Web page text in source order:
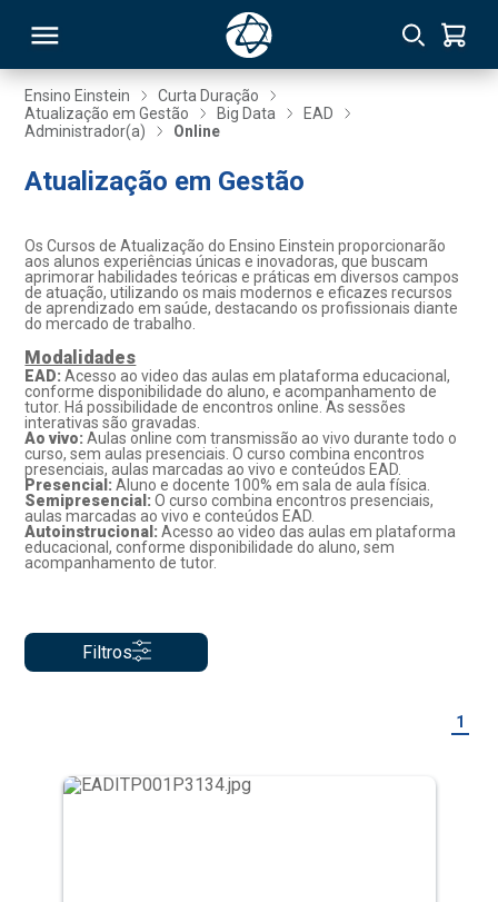
Ensino Einstein
Curta Duração
Atualização em Gestão
Big Data
EAD
Administrador(a)
Online
Atualização em Gestão
Os Cursos de Atualização do Ensino Einstein proporcionarão
aos alunos experiências únicas e inovadoras, que buscam
aprimorar habilidades teóricas e práticas em diversos campos
de atuação, utilizando os mais modernos e eficazes recursos
de aprendizado em saúde, destacando os profissionais diante
do mercado de trabalho.
Modalidades
EAD:Acesso ao video das aulas em plataforma educacional,
conforme disponibilidade do aluno, e acompanhamento de
tutor. Há possibilidade de encontros online. As sessões
interativas são gravadas.
Ao vivo: Aulas online com transmissão ao vivo durante todo o
curso, sem aulas presenciais. O curso combina encontros
presenciais, aulas marcadas ao vivo e conteúdos EAD.
Presencial:Aluno e docente 100% em sala de aula física.
Semipresencial:O curso combina encontros presenciais,
aulas marcadas ao vivo e conteúdos EAD.
Autoinstrucional:Acesso ao video das aulas em plataforma
educacional, conforme disponibilidade do aluno, sem
acompanhamento de tutor.
Filtros
1